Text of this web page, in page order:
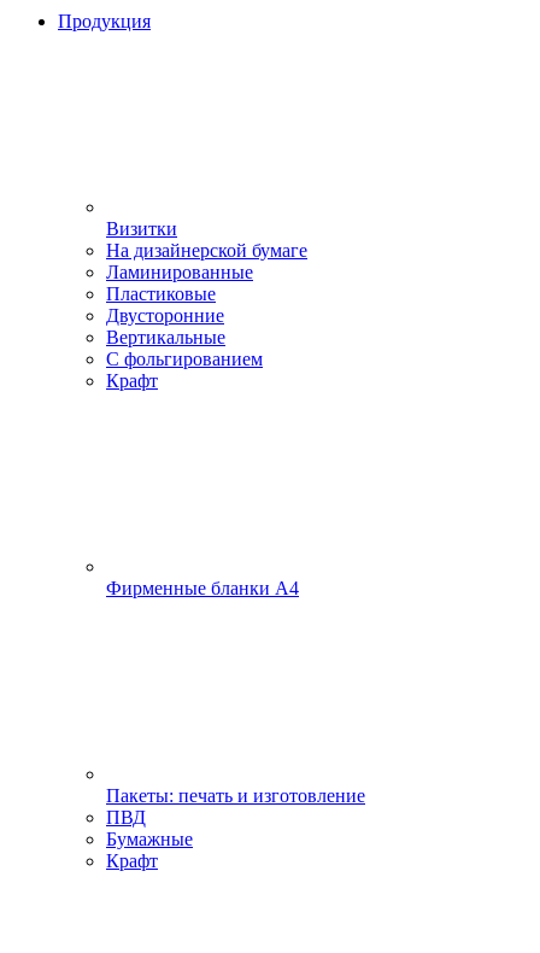
Продукция
Визитки
На дизайнерской бумаге
Ламинированные
Пластиковые
Двусторонние
Вертикальные
С фольгированием
Крафт
Фирменные бланки А4
Пакеты: печать и изготовление
ПВД
Бумажные
Крафт